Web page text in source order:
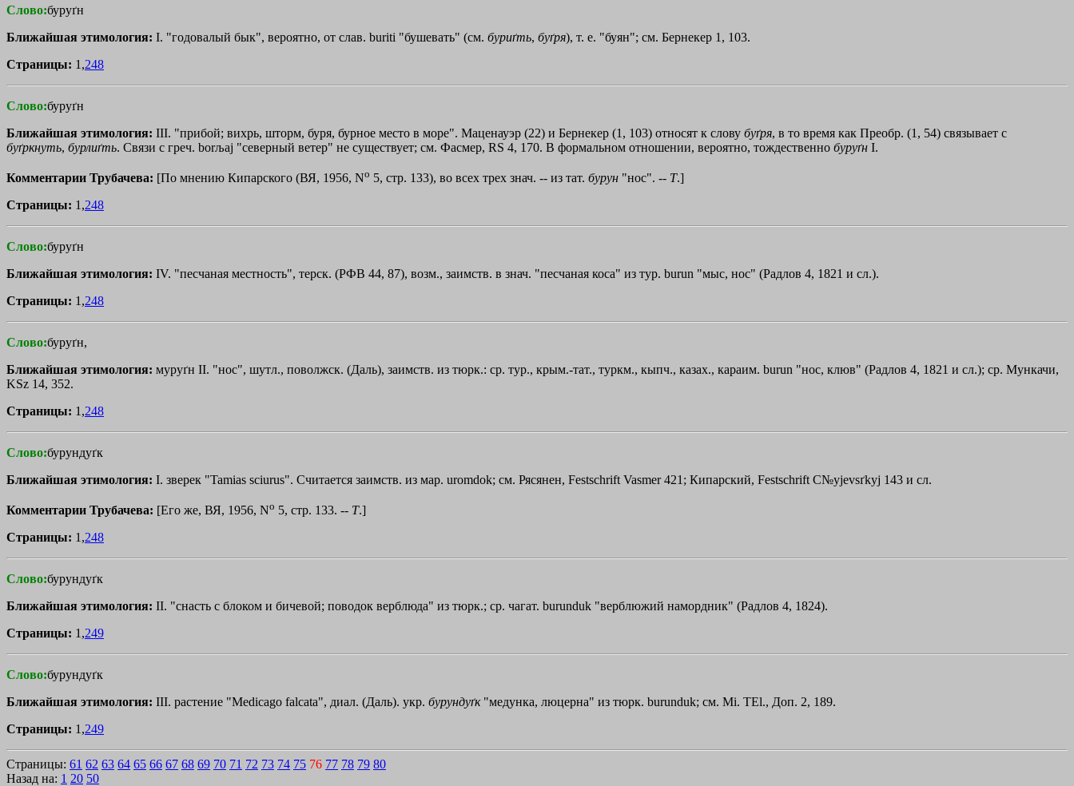
Слово:буруґн
Ближайшая этимология: I. "годовалый бык", вероятно, от слав. buriti "бушевать" (см. буриґть, буґря), т. е. "буян"; см. Бернекер 1, 103.
Страницы: 1,248
Слово:буруґн
Ближайшая этимология: III. "прибой; вихрь, шторм, буря, бурное место в море". Маценауэр (22) и Бернекер (1, 103) относят к слову буґря, в то время как Преобр. (1, 54) связывает с
буґркнуть, бурлиґть. Связи с греч. borљaj "северный ветер" не существует; см. Фасмер, RS 4, 170. В формальном отношении, вероятно, тождественно буруґн I.
Комментарии Трубачева: [По мнению Кипарского (ВЯ, 1956, No 5, стр. 133), во всех трех знач. -- из тат. бурун "нос". -- Т.]
Страницы: 1,248
Слово:буруґн
Ближайшая этимология: IV. "песчаная местность", терск. (РФВ 44, 87), возм., заимств. в знач. "песчаная коса" из тур. burun "мыс, нос" (Радлов 4, 1821 и сл.).
Страницы: 1,248
Слово:буруґн,
Ближайшая этимология: муруґн II. "нос", шутл., поволжск. (Даль), заимств. из тюрк.: ср. тур., крым.-тат., туркм., кыпч., казах., караим. burun "нос, клюв" (Радлов 4, 1821 и сл.); ср. Мункачи,
KSz 14, 352.
Страницы: 1,248
Слово:бурундуґк
Ближайшая этимология: I. зверек "Tamias sciurus". Считается заимств. из мар. uromdok; см. Рясянен, Festschrift Vasmer 421; Кипарский, Festschrift C№yјevsґkyj 143 и сл.
Комментарии Трубачева: [Его же, ВЯ, 1956, No 5, стр. 133. -- Т.]
Страницы: 1,248
Слово:бурундуґк
Ближайшая этимология: II. "снасть с блоком и бичевой; поводок верблюда" из тюрк.; ср. чагат. burunduk "верблюжий намордник" (Радлов 4, 1824).
Страницы: 1,249
Слово:бурундуґк
Ближайшая этимология: III. растение "Medicago falcata", диал. (Даль). укр. бурундуґк"медунка, люцерна" из тюрк. burunduk; см. Mi. TEl., Доп. 2, 189.
Страницы: 1,249
Страницы: 61 62 63 64 65 66 67 68 69 70 71 72 73 74 75 76 77 78 79 80
Назад на: 1 20 50